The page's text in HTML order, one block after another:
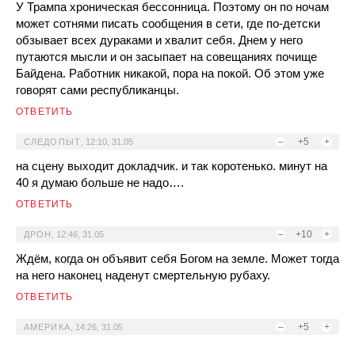
У Трампа хроническая бессонница. Поэтому он по ночам
может сотнями писать сообщения в сети, где по-детски
обзывает всех дураками и хвалит себя. Днем у него
путаются мысли и он засыпает на совещаниях почище
Байдена. Работник никакой, пора на покой. Об этом уже
говорят сами республиканцы.
ОТВЕТИТЬ
– +5 +
СЛЕДОПЫТ 12:10, 31.05
на сцену выходит докладчик. и так коротенько. минут на
40 я думаю больше не надо….
ОТВЕТИТЬ
– +10 +
ДРОН 12:46, 31.05
Ждём, когда он объявит себя Богом на земле. Может тогда
на него наконец наденут смертельную рубаху.
ОТВЕТИТЬ
– +5 +
АМЕРИКА 14:26, 31.05